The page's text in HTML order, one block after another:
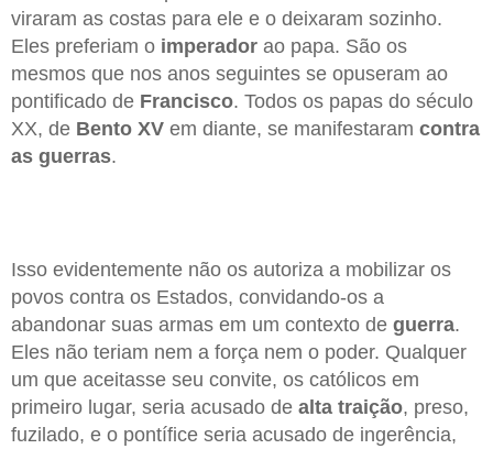
viraram as costas para ele e o deixaram sozinho.
Eles preferiam o imperador ao papa. São os
mesmos que nos anos seguintes se opuseram ao
pontificado de Francisco. Todos os papas do século
XX, de Bento XV em diante, se manifestaram contra
as guerras.
Isso evidentemente não os autoriza a mobilizar os
povos contra os Estados, convidando-os a
abandonar suas armas em um contexto de guerra.
Eles não teriam nem a força nem o poder. Qualquer
um que aceitasse seu convite, os católicos em
primeiro lugar, seria acusado de alta traição, preso,
fuzilado, e o pontífice seria acusado de ingerência,